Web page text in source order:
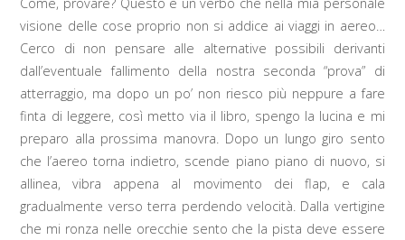
visione delle cose proprio non si addice ai viaggi in aereo…
Cerco di non pensare alle alternative possibili derivanti
dall’eventuale fallimento della nostra seconda “prova” di
atterraggio, ma dopo un po’ non riesco più neppure a fare
finta di leggere, così metto via il libro, spengo la lucina e mi
preparo alla prossima manovra. Dopo un lungo giro sento
che l’aereo torna indietro, scende piano piano di nuovo, si
allinea, vibra appena al movimento dei flap, e cala
gradualmente verso terra perdendo velocità. Dalla vertigine
che mi ronza nelle orecchie sento che la pista deve essere